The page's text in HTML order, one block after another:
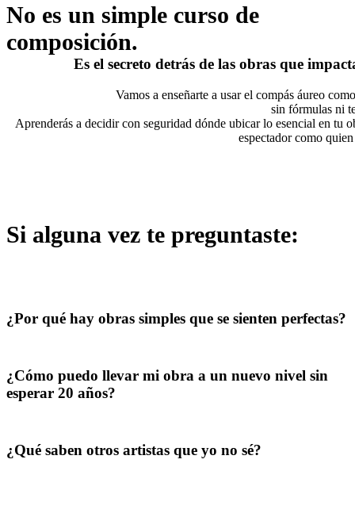
No es un simple curso de
composición.
Es el secreto detrás de las obras que
Vamos a enseñarte a usar el compás áureo
sin fórmulas ni
Aprenderás a decidir con seguridad dónde ubicar lo esencial en tu
espectador como
Si alguna vez te preguntaste:
¿Por qué hay obras simples que se sienten perfectas?
¿Cómo puedo llevar mi obra a un nuevo nivel sin
esperar 20 años?
¿Qué saben otros artistas que yo no sé?